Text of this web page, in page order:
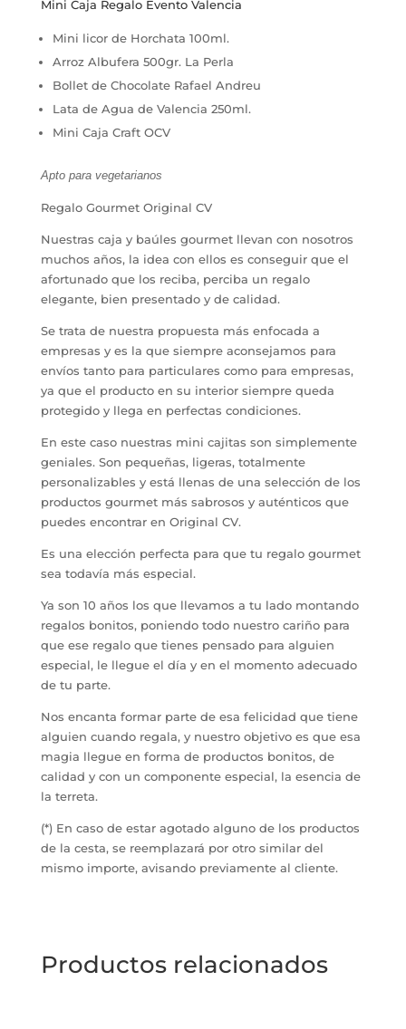
Mini Caja Regalo Evento Valencia
Mini licor de Horchata 100ml.
Arroz Albufera 500gr. La Perla
Bollet de Chocolate Rafael Andreu
Lata de Agua de Valencia 250ml.
Mini Caja Craft OCV
Apto para vegetarianos
Regalo Gourmet Original CV
Nuestras caja y baúles gourmet llevan con nosotros
muchos años, la idea con ellos es conseguir que el
afortunado que los reciba, perciba un regalo
elegante, bien presentado y de calidad.
Se trata de nuestra propuesta más enfocada a
empresas y es la que siempre aconsejamos para
envíos tanto para particulares como para empresas,
ya que el producto en su interior siempre queda
protegido y llega en perfectas condiciones.
En este caso nuestras mini cajitas son simplemente
geniales. Son pequeñas, ligeras, totalmente
personalizables y está llenas de una selección de los
productos gourmet más sabrosos y auténticos que
puedes encontrar en Original CV.
Es una elección perfecta para que tu regalo gourmet
sea todavía más especial.
Ya son 10 años los que llevamos a tu lado montando
regalos bonitos, poniendo todo nuestro cariño para
que ese regalo que tienes pensado para alguien
especial, le llegue el día y en el momento adecuado
de tu parte.
Nos encanta formar parte de esa felicidad que tiene
alguien cuando regala, y nuestro objetivo es que esa
magia llegue en forma de productos bonitos, de
calidad y con un componente especial, la esencia de
la terreta.
(*) En caso de estar agotado alguno de los productos
de la cesta, se reemplazará por otro similar del
mismo importe, avisando previamente al cliente.
Productos relacionados